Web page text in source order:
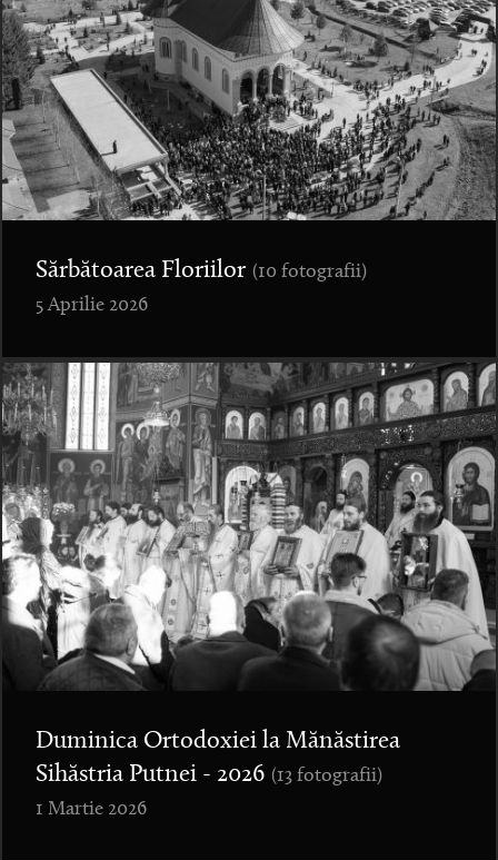
Sărbătoarea Floriilor (10 fotografii)
5 Aprilie 2026
Duminica Ortodoxiei la Mănăstirea
Sihăstria Putnei - 2026 (13 fotografii)
1 Martie 2026